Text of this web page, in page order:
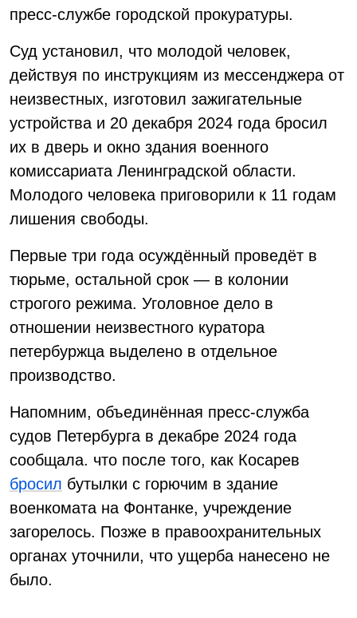
пресс-службе городской прокуратуры.
Суд установил, что молодой человек,
действуя по инструкциям из мессенджера от
неизвестных, изготовил зажигательные
устройства и 20 декабря 2024 года бросил
их в дверь и окно здания военного
комиссариата Ленинградской области.
Молодого человека приговорили к 11 годам
лишения свободы.
Первые три года осуждённый проведёт в
тюрьме, остальной срок — в колонии
строгого режима. Уголовное дело в
отношении неизвестного куратора
петербуржца выделено в отдельное
производство.
Напомним, объединённая пресс-служба
судов Петербурга в декабре 2024 года
сообщала. что после того, как Косарев
бросил бутылки с горючим в здание
военкомата на Фонтанке, учреждение
загорелось. Позже в правоохранительных
органах уточнили, что ущерба нанесено не
было.